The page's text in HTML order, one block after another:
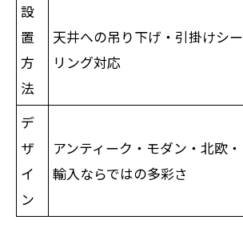
設
置
方
法
天井への吊り下げ・引掛けシー
リング対応
デ
ザ
イ
ン
アンティーク・モダン・北欧・
輸入ならではの多彩さ